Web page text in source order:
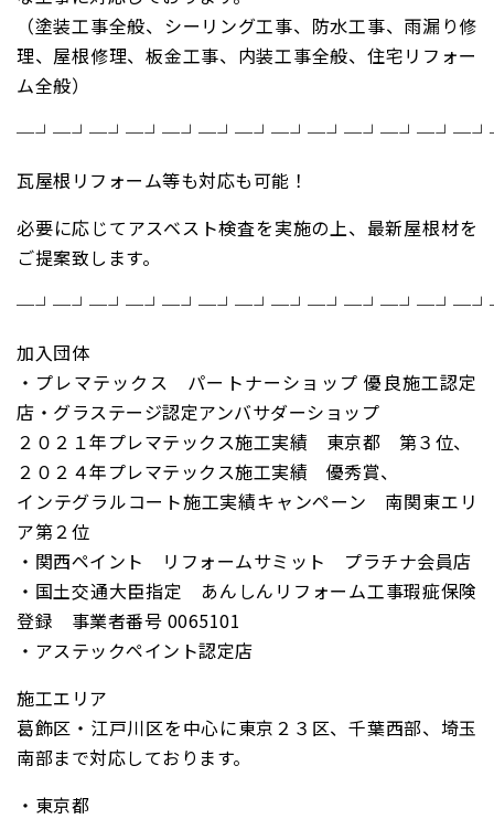
（塗装工事全般、シーリング工事、防水工事、雨漏り修
理、屋根修理、板金工事、内装工事全般、住宅リフォー
ム全般）
瓦屋根リフォーム等も対応も可能！
必要に応じてアスベスト検査を実施の上、最新屋根材を
ご提案致します。
加入団体
・プレマテックス パートナーショップ 優良施工認定
店・グラステージ認定アンバサダーショップ
２０２１年プレマテックス施工実績 東京都 第３位、
２０２４年プレマテックス施工実績 優秀賞、
インテグラルコート施工実績キャンペーン 南関東エリ
ア第２位
・関西ペイント リフォームサミット プラチナ会員店
・国土交通大臣指定 あんしんリフォーム工事瑕疵保険
登録 事業者番号 0065101
・アステックペイント認定店
施工エリア
葛飾区・江戸川区を中心に東京２３区、千葉西部、埼玉
南部まで対応しております。
・東京都